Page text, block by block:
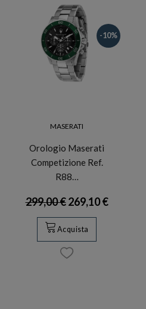
-10%
MASERATI
Orologio Maserati
Competizione Ref.
R88…
299,00 €269,10 €
Acquista